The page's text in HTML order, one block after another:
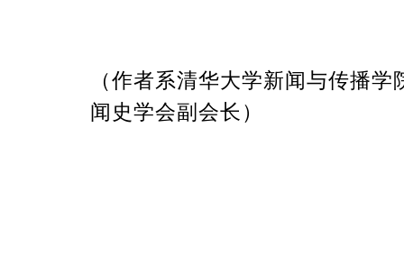
（作者系清华大学新闻与传播
闻史学会副会长）